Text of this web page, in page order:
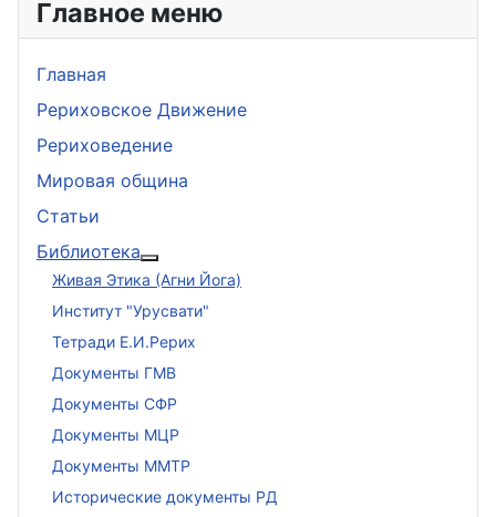
Главное меню
Главная
Рериховское Движение
Рериховедение
Мировая община
Статьи
Библиотека
Подробнее: Библиотека
Живая Этика (Агни Йога)
Институт "Урусвати"
Тетради Е.И.Рерих
Документы ГМВ
Документы СФР
Документы МЦР
Документы ММТР
Исторические документы РД